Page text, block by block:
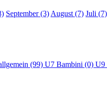
September (3)August (7) Juli (7)
(99) U7 Bambini (0) U9